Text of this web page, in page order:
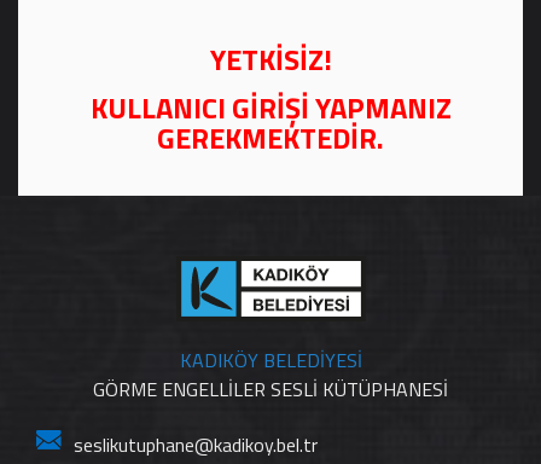
YETKİSİZ!
KULLANICI GİRİŞİ YAPMANIZ
GEREKMEKTEDİR.
KADIKÖY BELEDİYESİ
GÖRME ENGELLİLER SESLİ KÜTÜPHANESİ
seslikutuphane@kadikoy.bel.tr